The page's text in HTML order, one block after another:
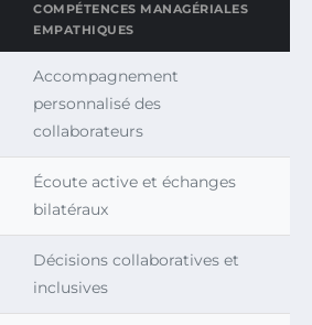
COMPÉTENCES MANAGÉRIALES
EMPATHIQUES
Accompagnement
personnalisé des
collaborateurs
Écoute active et échanges
bilatéraux
Décisions collaboratives et
inclusives